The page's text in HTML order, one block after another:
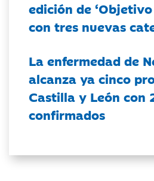
edición de
con tres nuevas
La enfermedad de
alcanza ya cinco
Castilla y León con
confirmados